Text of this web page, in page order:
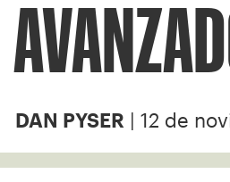
DAN PYSER | 12 de